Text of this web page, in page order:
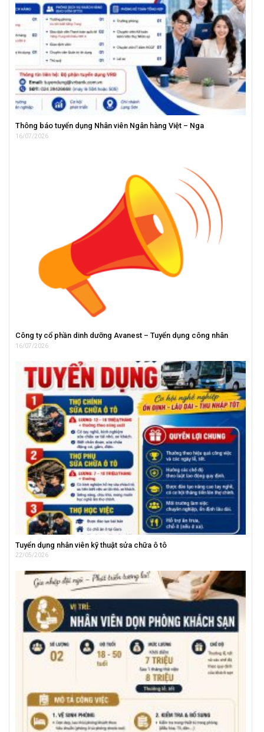
Thông báo tuyển dụng Nhân viên Ngân hàng Việt – Nga
16/07/2026
Công ty cổ phần dinh dưỡng Avanest – Tuyển dụng công nhân
16/07/2026
Tuyển dụng nhân viên kỹ thuật sửa chữa ô tô
22/05/2026